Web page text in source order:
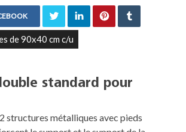
de 90x40 cm c/u
standard pour
structures métalliques avec pieds